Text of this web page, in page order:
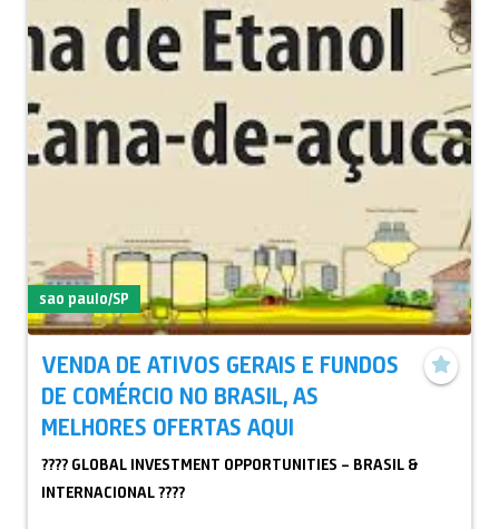
sao paulo/SP
VENDA DE ATIVOS GERAIS E FUNDOS
DE COMÉRCIO NO BRASIL, AS
MELHORES OFERTAS AQUI
???? GLOBAL INVESTMENT OPPORTUNITIES – BRASIL &
INTERNACIONAL ????